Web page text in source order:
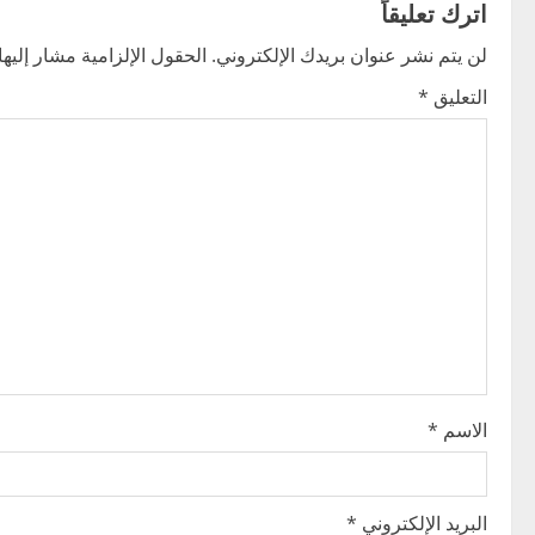
t
n
a
i
o
n
اترك تعليقاً
لن يتم نشر عنوان بريدك الإلكتروني. الحقول الإلزامية مشار
التعليق *
الاسم *
البريد الإلكتروني *